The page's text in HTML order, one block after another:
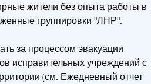
жители без опыта работы в
группировки "ЛНР".
за процессом эвакуации
исправительных учреждений с
(см. Ежедневный отчет